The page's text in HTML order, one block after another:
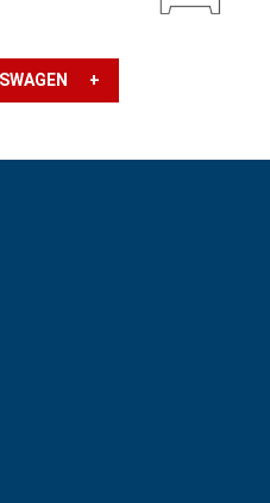
+